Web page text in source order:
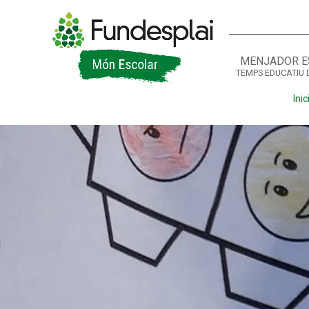
MENJADOR
TEMPS EDUCATIU
Inici
ACTIVITATS D'ESTIU
CASES DE COLÒNIES
CONEIX FUNDESPLAI
La Fundació